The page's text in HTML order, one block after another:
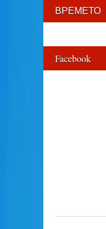
ВРЕМЕТО
Facebook